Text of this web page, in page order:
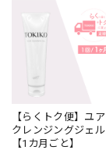
【らくトク便】ユア
クレンジングジェル
【1カ月ごと】